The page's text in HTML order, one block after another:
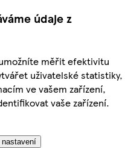
údaje z
měřit efektivitu
uživatelské statistiky,
ve vašem zařízení,
vaše zařízení.